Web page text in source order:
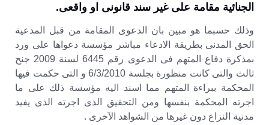
الجنائية مقامة على غير سند قانونى او واقعى.
وذلك حسبما هو مبين بان الدعوى المقامة من قبل المدعية
الحق المدنى بطريقة الادعاء مباشر مؤسسة دعواها على ورد
بمذكرة دفاع المتهم فى الدعوى رقم 6445 لسنة 2009 جنح
ثالث والتى كانت منظورة بجلسة 6/3/2010 و التى حكمت فيها
المحكمة ببراءة المتهم مما اسند اليه مؤسسة ذلك على ما
اجرته المحكمة بنفسها ومن التحقيق الذى اجرته الذى يفيد
مدنية النزاع دون غيرها من الشواهد الآخرى .